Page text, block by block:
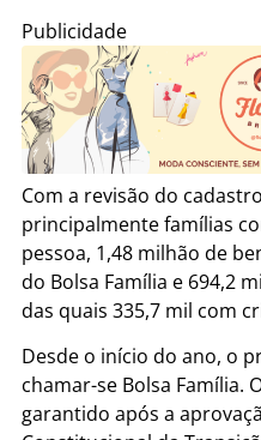
Publicidade
Com a revisão do
principalmente famílias
pessoa, 1,48 milhão de
do Bolsa Família e 694,2
das quais 335,7 mil com
Desde o início do ano, o
chamar-se Bolsa Família.
garantido após a